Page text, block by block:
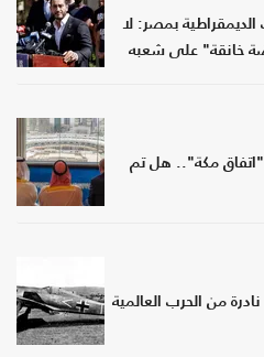
بمصر: لا
خانقة" على شعبه
مكة".. هل تم
نادرة من الحرب العالمية